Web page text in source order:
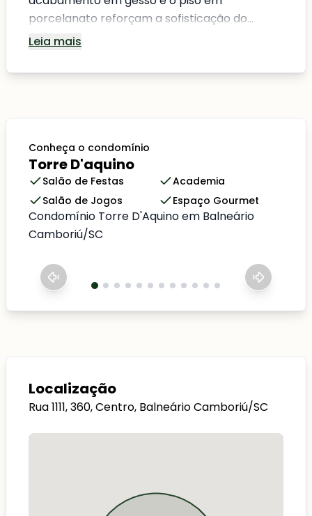
porcelanato reforçam a sofisticação do...
Leia mais
Conheça o condomínio
Torre D'aquino
Salão de Festas
Academia
Salão de Jogos
Espaço Gourmet
Condomínio Torre D'Aquino em Balneário
Camboriú/SC
Localização
Rua 1111, 360, Centro, Balneário Camboriú/SC